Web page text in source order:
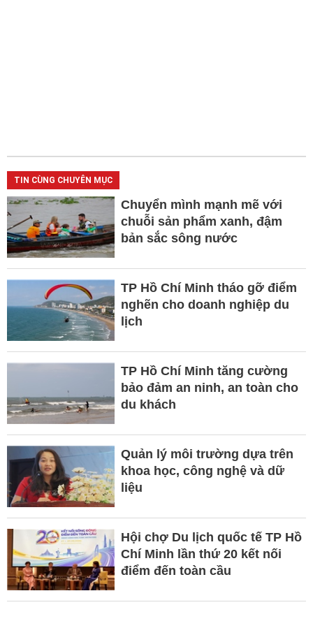
TIN CÙNG CHUYÊN MỤC
Chuyển mình mạnh mẽ với
chuỗi sản phẩm xanh, đậm
bản sắc sông nước
TP Hồ Chí Minh tháo gỡ điểm
nghẽn cho doanh nghiệp du
lịch
TP Hồ Chí Minh tăng cường
bảo đảm an ninh, an toàn cho
du khách
Quản lý môi trường dựa trên
khoa học, công nghệ và dữ
liệu
Hội chợ Du lịch quốc tế TP Hồ
Chí Minh lần thứ 20 kết nối
điểm đến toàn cầu